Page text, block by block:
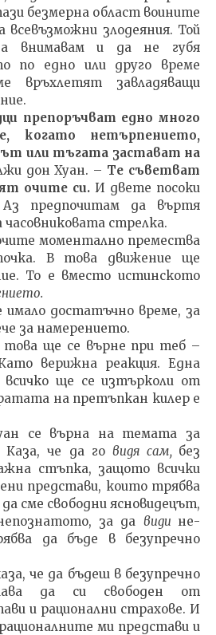
безмерна област воините
злодеяния. Той
внимавам и да не губя
по едно или друго време
връхлетят зав­ладяващи
препоръчват едно много
когато нетърпението,
или тъгата застават на
дон Хуан. – Те съ­ветват
очите си. И двете посоки
предпочитам да въртя
часовниковата стрелка.
моментално премества
В това движение ще
То е вместо истинското
имало достатъчно време, за
за намерението.
това ще се върне при теб –
верижна реакция. Една
ще се изтърколи от
на претъпкан килер е
се върна на темата за
Каза, че да говидя сам, без
стъпка, защото всички
предс­тави, които трябва
сме свободни ясновидецът,
за да види не­
да бъде в безупречно
че да бъдеш в безупречно
да си свободен от
и рационални страхове. И
ми представи и